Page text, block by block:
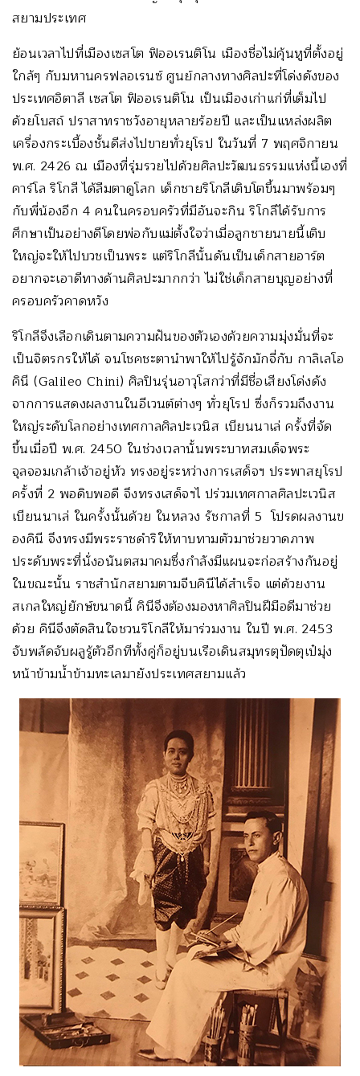
สยามประเทศ
ย้อนเวลาไปที่เมืองเซสโต ฟิออเรนติโน เมืองชื่อไม่คุ้นหูที่ตั้งอยู่
ใกล้ๆ กับมหานครฟลอเรนซ์ ศูนย์กลางทางศิลปะที่โด่งดังของ
ประเทศอิตาลี เซสโต ฟิออเรนติโน เป็นเมืองเก่าแก่ที่เต็มไป
ด้วยโบสถ์ ปราสาทราชวังอายุหลายร้อยปี และเป็นแหล่งผลิต
เครื่องกระเบื้องชั้นดีส่งไปขายทั่วยุโรป ในวันที่ 7 พฤศจิกายน
พ.ศ. 2426 ณ เมืองที่รุ่มรวยไปด้วยศิลปะวัฒนธรรมแห่งนี้เองที่
คาร์โล ริโกลี ได้ลืมตาดูโลก เด็กชายริโกลีเติบโตขึ้นมาพร้อมๆ
กับพี่น้องอีก 4 คนในครอบครัวที่มีอันจะกิน ริโกลีได้รับการ
ศึกษาเป็นอย่างดีโดยพ่อกับแม่ตั้งใจว่าเมื่อลูกชายนายนี้เติบ
ใหญ่จะให้ไปบวชเป็นพระ แต่ริโกลีนั้นดันเป็นเด็กสายอาร์ต
อยากจะเอาดีทางด้านศิลปะมากกว่า ไม่ใช่เด็กสายบุญอย่างที่
ครอบครัวคาดหวัง
ริโกลีจึงเลือกเดินตามความฝันของตัวเองด้วยความมุ่งมั่นที่จะ
เป็นจิตรกรให้ได้ จนโชคชะตานำพาให้ไปรู้จักมักจี่กับ กาลิเลโอ
คินี (Galileo Chini) ศิลปินรุ่นอาวุโสกว่าที่มีชื่อเสียงโด่งดัง
จากการแสดงผลงานในอีเวนต์ต่างๆ ทั่วยุโรป ซึ่งก็รวมถึงงาน
ใหญ่ระดับโลกอย่างเทศกาลศิลปะเวนิส เบียนนาเล่ ครั้งที่จัด
ขึ้นเมื่อปี พ.ศ. 2450 ในช่วงเวลานั้นพระบาทสมเด็จพระ
จุลจอมเกล้าเจ้าอยู่หัว ทรงอยู่ระหว่างการเสด็จฯ ประพาสยุโรป
ครั้งที่ 2 พอดิบพอดี จึงทรงเสด็จฯไ ปร่วมเทศกาลศิลปะเวนิส
เบียนนาเล่ ในครั้งนั้นด้วย ในหลวง รัชกาลที่ 5 โปรดผลงานข
องคินี จึงทรงมีพระราชดำริให้ทาบทามตัวมาช่วยวาดภาพ
ประดับพระที่นั่งอนันตสมาคมซึ่งกำลังมีแผนจะก่อสร้างกันอยู่
ในขณะนั้น ราชสำนักสยามตามจีบคินีได้สำเร็จ แต่ด้วยงาน
สเกลใหญ่ยักษ์ขนาดนี้ คินีจึงต้องมองหาศิลปินฝีมือดีมาช่วย
ด้วย คินีจึงตัดสินใจชวนริโกลีให้มาร่วมงาน ในปี พ.ศ. 2453
จับพลัดจับผลูรู้ตัวอีกทีทั้งคู่ก็อยู่บนเรือเดินสมุทรตุปัดตุเป๋มุ่ง
หน้าข้ามน้ำข้ามทะเลมายังประเทศสยามแล้ว